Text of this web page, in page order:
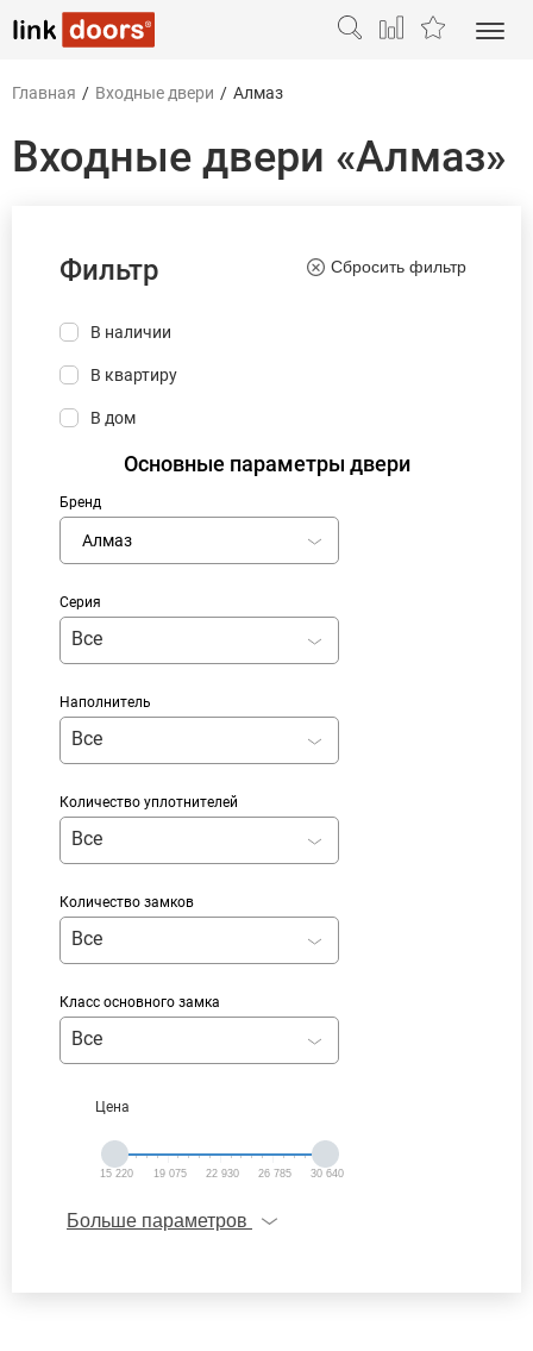
Главная / Входные двери / Алмаз
Входные двери «Алмаз»
Фильтр Сбросить фильтр
В наличии
В квартиру
В дом
Основные параметры двери
Бренд
Алмаз
Серия
Все
Наполнитель
Все
Количество уплотнителей
Все
Количество замков
Все
Класс основного замка
Все
Цена
15 220 19 075 22 930 26 785 30 640
Больше параметров